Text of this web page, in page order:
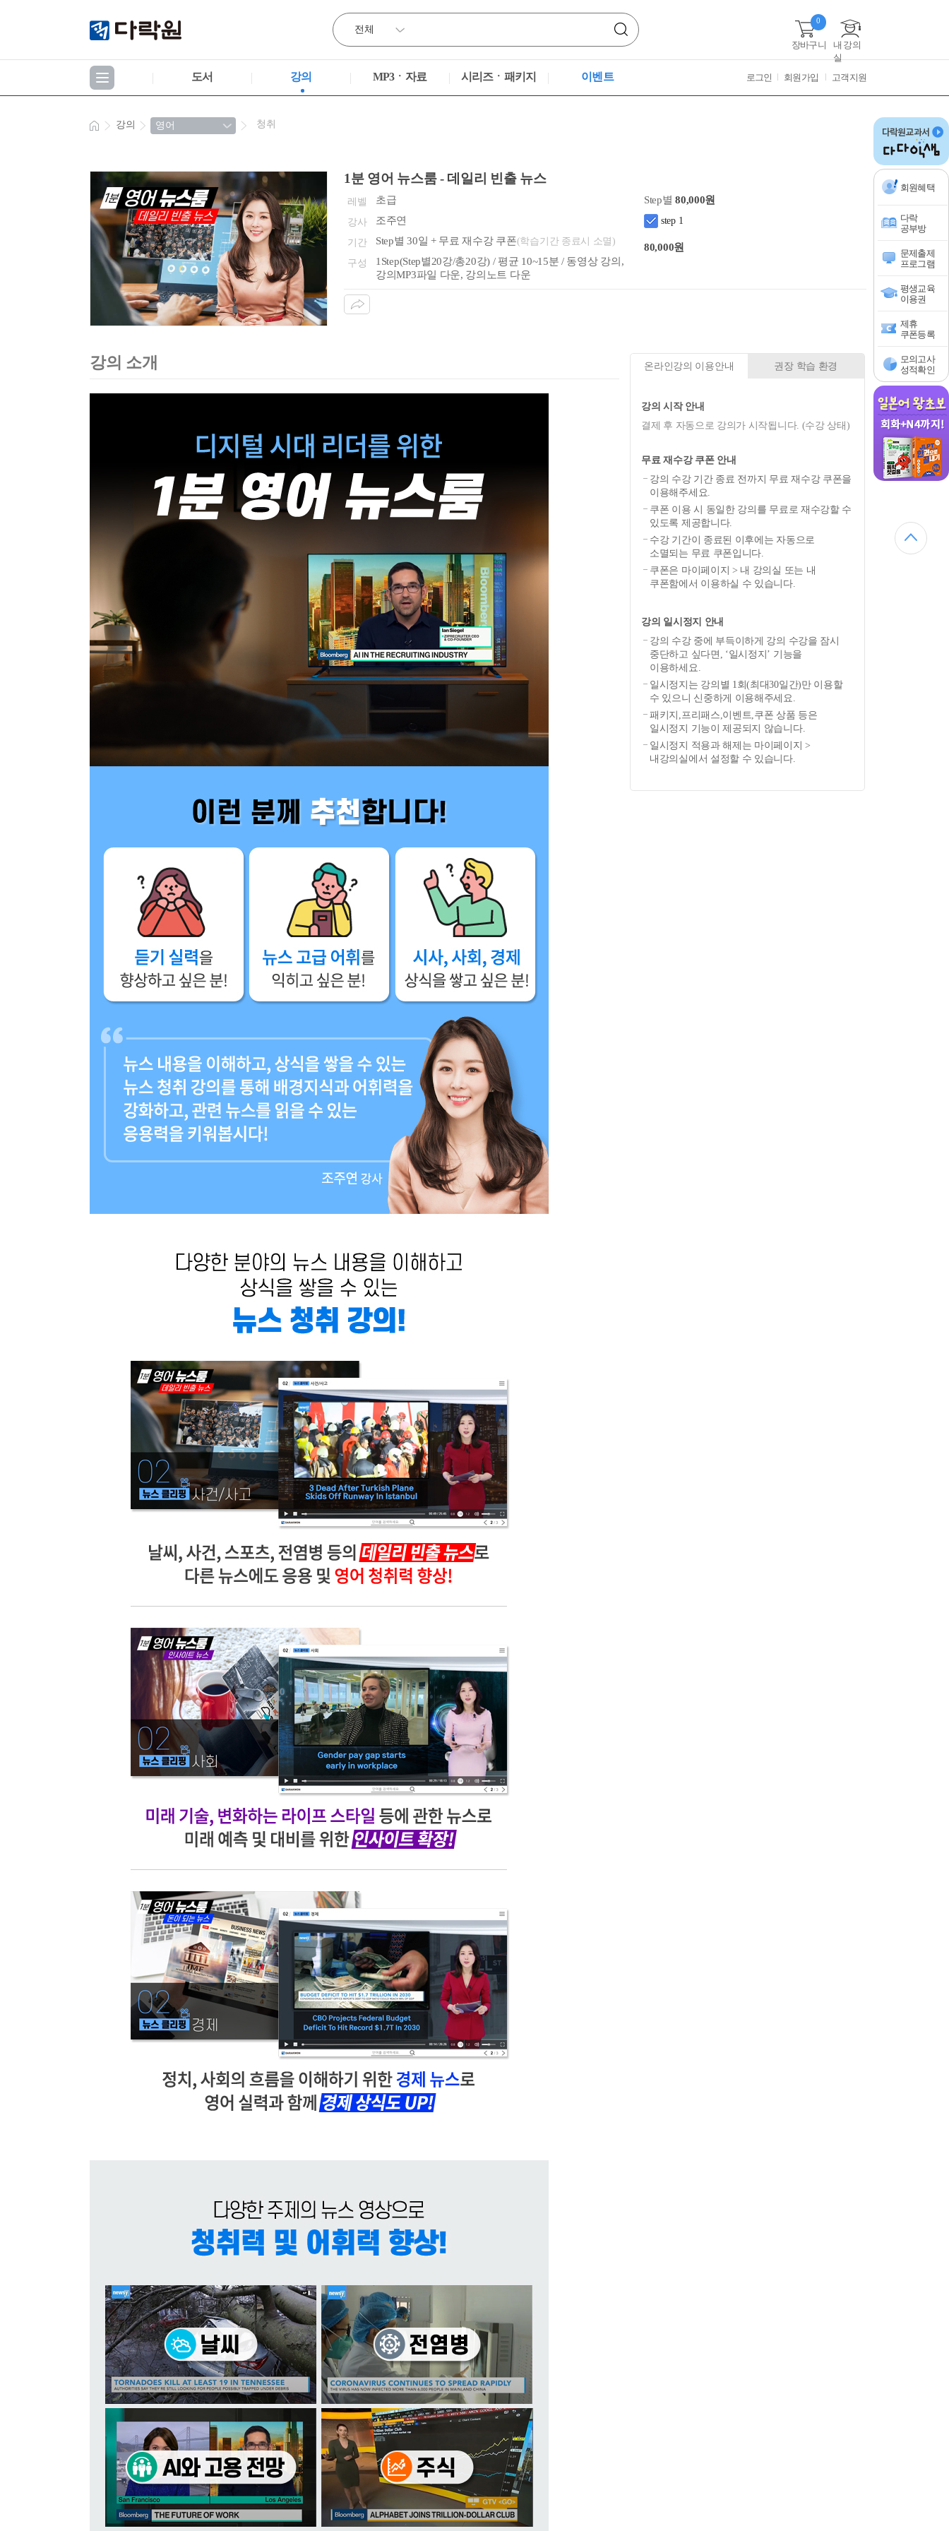
장바구니
0
내 강의
실
도서 강의 MP3ㆍ자료 시리즈ㆍ패키지 이벤트 로그인 회원가입 고객지원
회원혜택
다락
공부방
문제출제
프로그램
평생교육
이용권
제휴
쿠폰등록
모의고사
성적확인
강의 청취
1분 영어 뉴스룸 - 데일리 빈출 뉴스
레벨 초급
강사 조주연
기간 Step별 30일 + 무료 재수강 쿠폰(학습기간 종료시 소멸)
구성
1Step(Step별20강/총20강) / 평균 10~15분 / 동영상 강의,
강의MP3파일 다운, 강의노트 다운
Step별80,000원
step 1
80,000원
강의 소개 온라인강의 이용안내 권장 학습 환경
강의 시작 안내
결제 후 자동으로 강의가 시작됩니다. (수강 상태)
무료 재수강 쿠폰 안내
강의 수강 기간 종료 전까지 무료 재수강 쿠폰을
이용해주세요.
쿠폰 이용 시 동일한 강의를 무료로 재수강할 수
있도록 제공합니다.
수강 기간이 종료된 이후에는 자동으로
소멸되는 무료 쿠폰입니다.
쿠폰은 마이페이지 > 내 강의실 또는 내
쿠폰함에서 이용하실 수 있습니다.
강의 일시정지 안내
강의 수강 중에 부득이하게 강의 수강을 잠시
중단하고 싶다면, ‘일시정지’ 기능을
이용하세요.
일시정지는 강의별 1회(최대30일간)만 이용할
수 있으니 신중하게 이용해주세요.
패키지,프리패스,이벤트,쿠폰 상품 등은
일시정지 기능이 제공되지 않습니다.
일시정지 적용과 해제는 마이페이지 >
내강의실에서 설정할 수 있습니다.